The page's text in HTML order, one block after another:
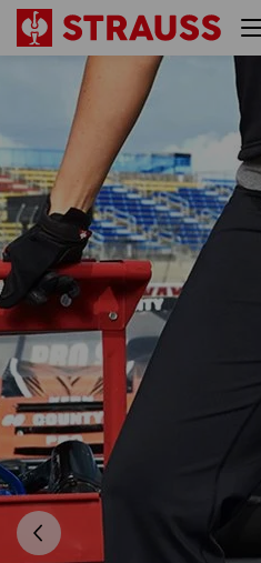
e.s. Berufs